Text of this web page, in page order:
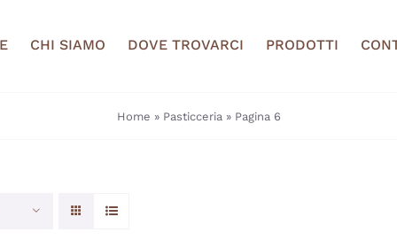
CHI SIAMO DOVE TROVARCI PRODOTTI
Home » Pasticceria » Pagina 6